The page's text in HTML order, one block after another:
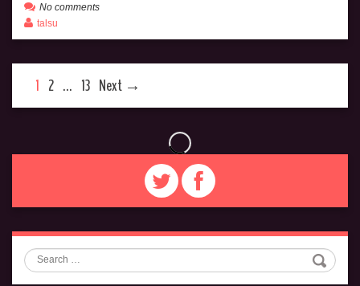
No comments
talsu
1 2 … 13 Next →
Search